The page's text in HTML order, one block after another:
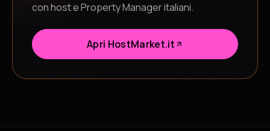
con host e Property Manager italiani.
Apri HostMarket.it